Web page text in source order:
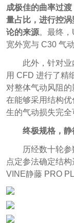
成极佳的曲率过
量占比，进行控
论的来源。最终，
宽外宽与 C30 气
此外，针对
用 CFD 进行了精
对整体气动风阻
在能够采用结构
生的气动损失完全
终极规格，静
历经数十轮
点定参法确定结
VINE静藤 PRO